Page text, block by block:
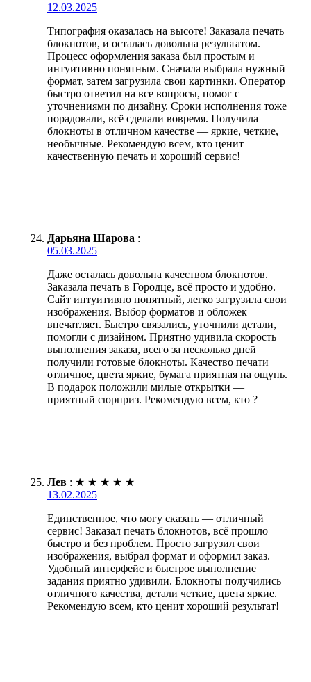
12.03.2025
Типография оказалась на высоте! Заказала печать
блокнотов, и осталась довольна результатом.
Процесс оформления заказа был простым и
интуитивно понятным. Сначала выбрала нужный
формат, затем загрузила свои картинки. Оператор
быстро ответил на все вопросы, помог с
уточнениями по дизайну. Сроки исполнения тоже
порадовали, всё сделали вовремя. Получила
блокноты в отличном качестве — яркие, четкие,
необычные. Рекомендую всем, кто ценит
качественную печать и хороший сервис!
Дарьяна Шарова :
05.03.2025
Даже осталась довольна качеством блокнотов.
Заказала печать в Городце, всё просто и удобно.
Сайт интуитивно понятный, легко загрузила свои
изображения. Выбор форматов и обложек
впечатляет. Быстро связались, уточнили детали,
помогли с дизайном. Приятно удивила скорость
выполнения заказа, всего за несколько дней
получили готовые блокноты. Качество печати
отличное, цвета яркие, бумага приятная на ощупь.
В подарок положили милые открытки —
приятный сюрприз. Рекомендую всем, кто ?
Лев : ★ ★ ★ ★ ★
13.02.2025
Единственное, что могу сказать — отличный
сервис! Заказал печать блокнотов, всё прошло
быстро и без проблем. Просто загрузил свои
изображения, выбрал формат и оформил заказ.
Удобный интерфейс и быстрое выполнение
задания приятно удивили. Блокноты получились
отличного качества, детали четкие, цвета яркие.
Рекомендую всем, кто ценит хороший результат!